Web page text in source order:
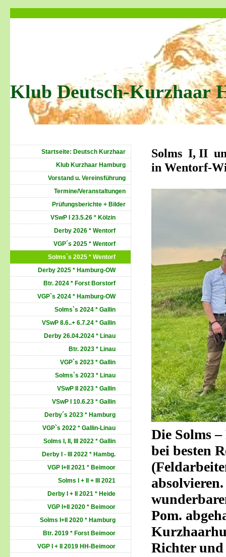
Klub Deutsch-Kurzhaar
Solms I, II
in Wentorf-
Die Solms
bei besten
Pom.
Richter und
Startseite: Deutsch Kurzhaar
Klub Kurzhaar Hamburg
Vorstand u. Vereinsführung
Termine/Veranstaltungen
Prüfungsberichte + Bilder
VSwP I 23.5.26 * Kölzin
Derby 2026 * Wentorf
VGP´s 2025 * Wentorf
Solms`s 2025 * Wentorf
Derby 2025 * Hamburg-OW
Btr. 2024 * Forst Borstorf
VGP`s 2024 * Hamburg-OW
Solms`s 2024 * Gallin
VSwP 8.6..+ 6.7.24 * Gallin
Derby 26.04.2024 * Linau
Btr. 2023 * Linau
VGP`s 2023 * Gallin
Solms`s 2023 * Linau
VSwP II 2023 * Gallin
VSwP I 10.6.23 * Gallin
Derby´s 2023 * Hamburg
VGP`s 2022 * Gallin-Linau
Solms I, II, III 2022 * Gallin
Derby I - III 2022 * Hambg.
VGP I+II 2021 * Beimoor
Solms I + II + III 2021
Derby I + II 2021 * Heide
VGP I+II 2020 * Beimoor
Solms I+II 2020 * Hamburg
Btr. 2019 * Forst Beimoor
VGP I + II 2019 HH-Beimoor